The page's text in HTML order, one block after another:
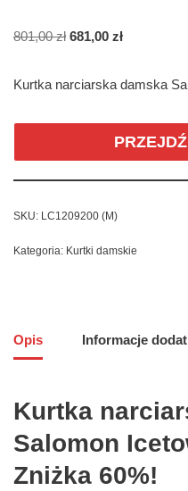
801,00zł 681,00 zł
Kurtka narciarska damska
SKU: LC1209200 (M)
Kategoria: Kurtki damskie
Opis Informacje
Kurtka
Salomon
Zniżka 60%!